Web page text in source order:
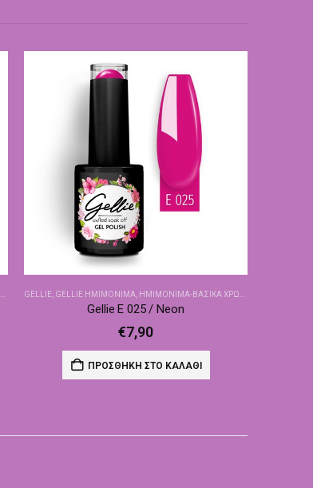
GELLIE, GELLIE ΗΜΙΜΌΝΙΜΑ, ΗΜΙΜΌΝΙΜΑ-ΒΑΣΙΚΆ ΧΡΏΜΑΤΑ
Gellie E 025 / Neon
€7,90
ΠΡΟΣΘΉΚΗ ΣΤΟ ΚΑΛΆΘΙ